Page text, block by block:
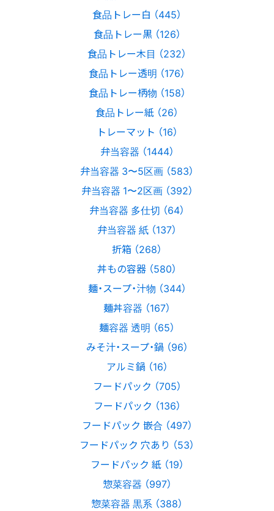
食品トレー白 （445）
食品トレー黒 （126）
食品トレー木目 （232）
食品トレー透明 （176）
食品トレー柄物 （158）
食品トレー紙 （26）
トレーマット （16）
弁当容器 （1444）
弁当容器 3〜5区画 （583）
弁当容器 1〜2区画 （392）
弁当容器 多仕切 （64）
弁当容器 紙 （137）
折箱 （268）
丼もの容器 （580）
麺・スープ・汁物 （344）
麺丼容器 （167）
麺容器 透明 （65）
みそ汁・スープ・鍋 （96）
アルミ鍋 （16）
フードパック （705）
フードパック （136）
フードパック 嵌合 （497）
フードパック 穴あり （53）
フードパック 紙 （19）
惣菜容器 （997）
惣菜容器 黒系 （388）